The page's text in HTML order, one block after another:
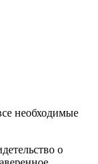
необходимые
о